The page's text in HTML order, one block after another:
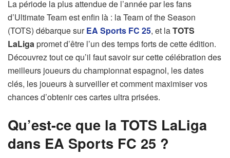
La période la plus attendue de l’année par les fans
d’Ultimate Team est enfin là : la Team of the Season
(TOTS) débarque surEA Sports FC 25, et laTOTS
LaLigapromet d’être l’un des temps forts de cette édition.
Découvrez tout ce qu’il faut savoir sur cette célébration des
meilleurs joueurs du championnat espagnol, les dates
clés, les joueurs à surveiller et comment maximiser vos
chances d’obtenir ces cartes ultra prisées.
Qu’est-ce que la TOTS LaLiga
dans EA Sports FC 25 ?